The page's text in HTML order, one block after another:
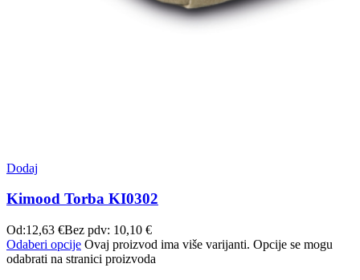
Dodaj
Kimood Torba KI0302
Od:12,63 €Bez pdv: 10,10 €
Odaberi opcije Ovaj proizvod ima više varijanti. Opcije se mogu
odabrati na stranici proizvoda